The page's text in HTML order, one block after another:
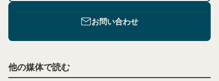
お問い合わせ
他の媒体で読む